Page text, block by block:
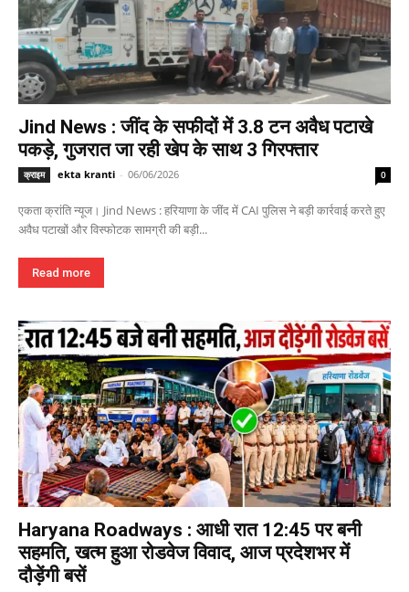
Jind News : जींद के सफीदों में 3.8 टन अवैध पटाखे
पकड़े, गुजरात जा रही खेप के साथ 3 गिरफ्तार
क्राइम ekta kranti - 06/06/2026 0
एकता क्रांति न्यूज। Jind News : हरियाणा के जींद में CAI पुलिस ने बड़ी कार्रवाई करते हुए
अवैध पटाखों और विस्फोटक सामग्री की बड़ी...
Read more
Haryana Roadways : आधी रात 12:45 पर बनी
सहमति, खत्म हुआ रोडवेज विवाद, आज प्रदेशभर में
दौड़ेंगी बसें